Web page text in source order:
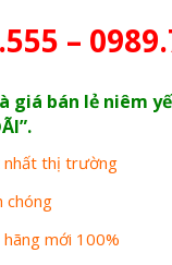
–
giá bán lẻ niêm
nhất thị trường
chóng
hãng mới 100%